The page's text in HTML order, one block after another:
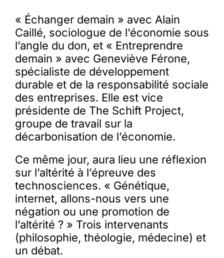
« Échanger demain » avec Alain
Caillé, sociologue de l’économie sous
l’angle du don, et « Entreprendre
demain » avec Geneviève Férone,
spécialiste de développement
durable et de la responsabilité sociale
des entreprises. Elle est vice
présidente de The Schift Project,
groupe de travail sur la
décarbonisation de l’économie.
Ce même jour, aura lieu une réflexion
sur l’altérité à l’épreuve des
technosciences. « Génétique,
internet, allons-nous vers une
négation ou une promotion de
l’altérité ? » Trois intervenants
(philosophie, théologie, médecine) et
un débat.